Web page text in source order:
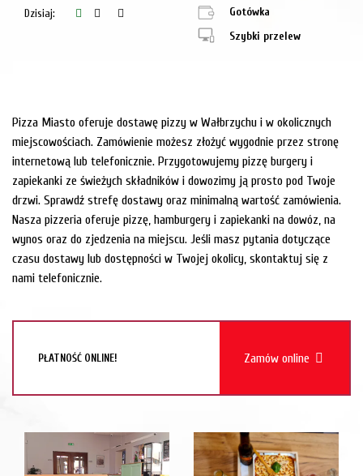
Dzisiaj:
Gotówka
Szybki przelew
Pizza Miasto oferuje dostawę pizzy w Wałbrzychu i w okolicznych
miejscowościach. Zamówienie możesz złożyć wygodnie przez stronę
internetową lub telefonicznie. Przygotowujemy pizzę burgery i
zapiekanki ze świeżych składników i dowozimy ją prosto pod Twoje
drzwi. Sprawdź strefę dostawy oraz minimalną wartość zamówienia.
Nasza pizzeria oferuje pizzę, hamburgery i zapiekanki na dowóz, na
wynos oraz do zjedzenia na miejscu. Jeśli masz pytania dotyczące
czasu dostawy lub dostępności w Twojej okolicy, skontaktuj się z
nami telefonicznie.
PŁATNOŚĆ ONLINE! Zamów online